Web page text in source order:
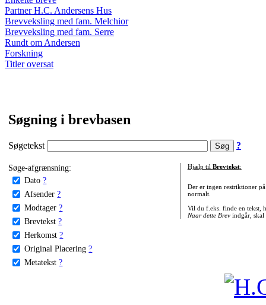
Partner H.C. Andersens Hus
Brevveksling med fam. Melchior
Brevveksling med fam. Serre
Rundt om Andersen
Forskning
Titler oversat
Søgning i brevbasen
Søgetekst ?
Søge-afgrænsning:
Dato ?
Afsender ?
Modtager ?
Brevtekst ?
Herkomst ?
Original Placering ?
Metatekst ?
Hjælp til Brevtekst:
Der er ingen restriktioner
normalt.
Vil du f.eks. finde en tekst,
Naar dette Brevindgår, skal